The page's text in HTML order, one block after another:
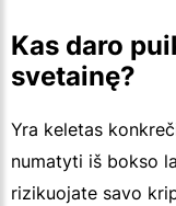
Kas daro
svetainę?
Yra keletas
numatyti iš bokso
rizikuojate savo